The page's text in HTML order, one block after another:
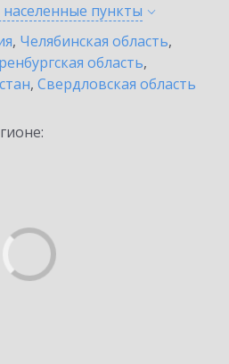
пункты
, Челябинская область,
область,
, Свердловская область